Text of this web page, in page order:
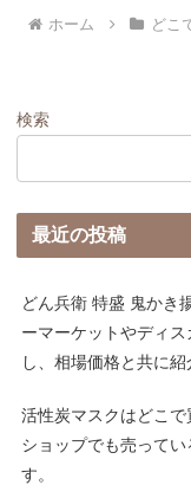
ホーム どこ
検索
最近の投稿
どん兵衛 特盛 鬼かき
ーマーケットやディ
し、相場価格と共に紹
活性炭マスクはどこ
ショップでも売って
す。